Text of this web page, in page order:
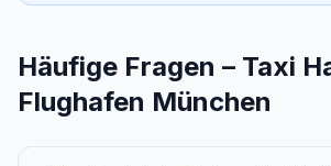
Häufige Fragen – Taxi
Flughafen München